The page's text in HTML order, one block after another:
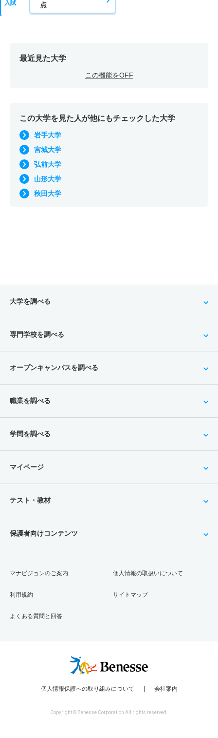
入試
点
最近見た大学
この機能をOFF
この大学を見た人が他にもチェックした大学
岩手大学
宮城大学
弘前大学
山形大学
秋田大学
大学を調べる
専門学校を調べる
オープンキャンパスを調べる
職業を調べる
学問を調べる
マイページ
テスト・教材
保護者向けコンテンツ
マナビジョンのご案内
利用規約
よくある質問と回答
個人情報の取扱いについて
サイトマップ
個人情報保護への取り組みについて 会社案内
Copyright © Benesse Corporation All rights reserved.